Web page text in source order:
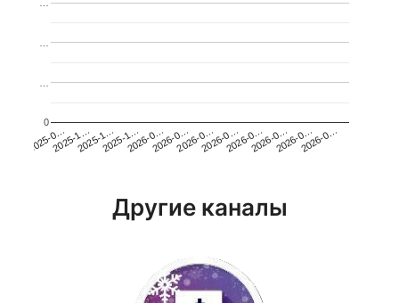
2025-0…2025-1…2025-1…2025-1…2026-0…2026-0…2026-0…2026-0…2026-0…2026-0…2026-0…2026-0…
0
Другие каналы